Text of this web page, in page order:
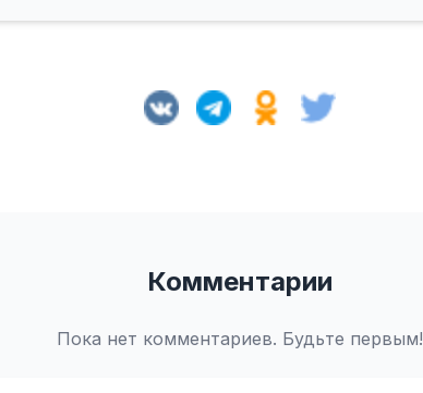
Комментарии
Пока нет комментариев. Будьте первым!